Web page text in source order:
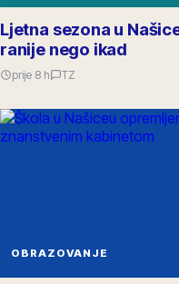
Ljetna sezona u
ranije nego ikad
prije 8 h TZ
OBRAZOVANJE